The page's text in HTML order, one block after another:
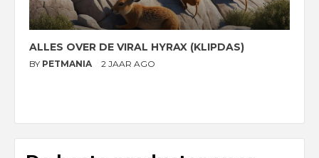
ALLES OVER DE VIRAL HYRAX (KLIPDAS)
BY PETMANIA 2 JAAR AGO